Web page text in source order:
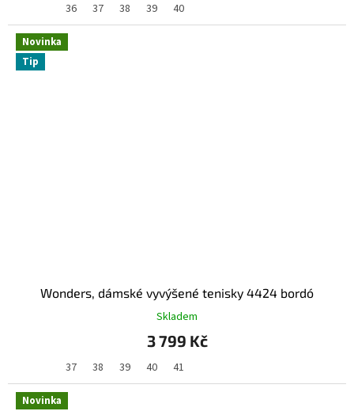
36 37 38 39 40
Novinka
Tip
Wonders, dámské vyvýšené tenisky 4424 bordó
Skladem
3 799 Kč
37 38 39 40 41
Novinka